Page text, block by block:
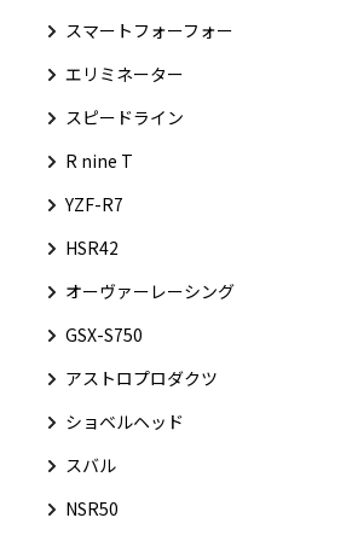
スマートフォーフォー
エリミネーター
スピードライン
R nine T
YZF-R7
HSR42
オーヴァーレーシング
GSX-S750
アストロプロダクツ
ショベルヘッド
スバル
NSR50